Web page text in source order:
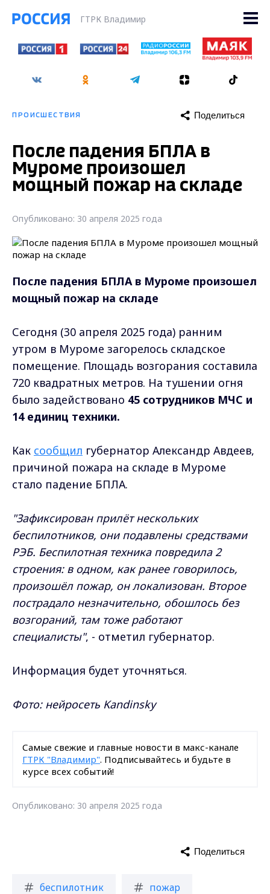
ГТРК Владимир
ПРОИСШЕСТВИЯ Поделиться
После падения БПЛА в
Муроме произошел
мощный пожар на складе
Опубликовано: 30 апреля 2025 года
После падения БПЛА в Муроме произошел
мощный пожар на складе
Сегодня (30 апреля 2025 года) ранним
утром в Муроме загорелось складское
помещение. Площадь возгорания составила
720 квадратных метров. На тушении огня
было задействовано 45 сотрудников МЧС и
14 единиц техники.
Как сообщил губернатор Александр Авдеев,
причиной пожара на складе в Муроме
стало падение БПЛА.
"Зафиксирован прилёт нескольких
беспилотников, они подавлены средствами
РЭБ. Беспилотная техника повредила 2
строения: в одном, как ранее говорилось,
произошёл пожар, он локализован. Второе
пострадало незначительно, обошлось без
возгораний, там тоже работают
специалисты", - отметил губернатор.
Информация будет уточняться.
Фото: нейросеть Kandinsky
Самые свежие и главные новости в макс-канале
ГТРК "Владимир". Подписывайтесь и будьте в
курсе всех событий!
Опубликовано: 30 апреля 2025 года
беспилотник пожар
Поделиться